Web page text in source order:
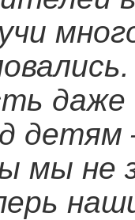
даже
детям
мы не